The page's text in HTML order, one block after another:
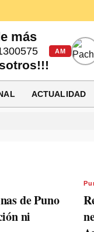
más
AM
ACTUALIDAD
de Puno
ni